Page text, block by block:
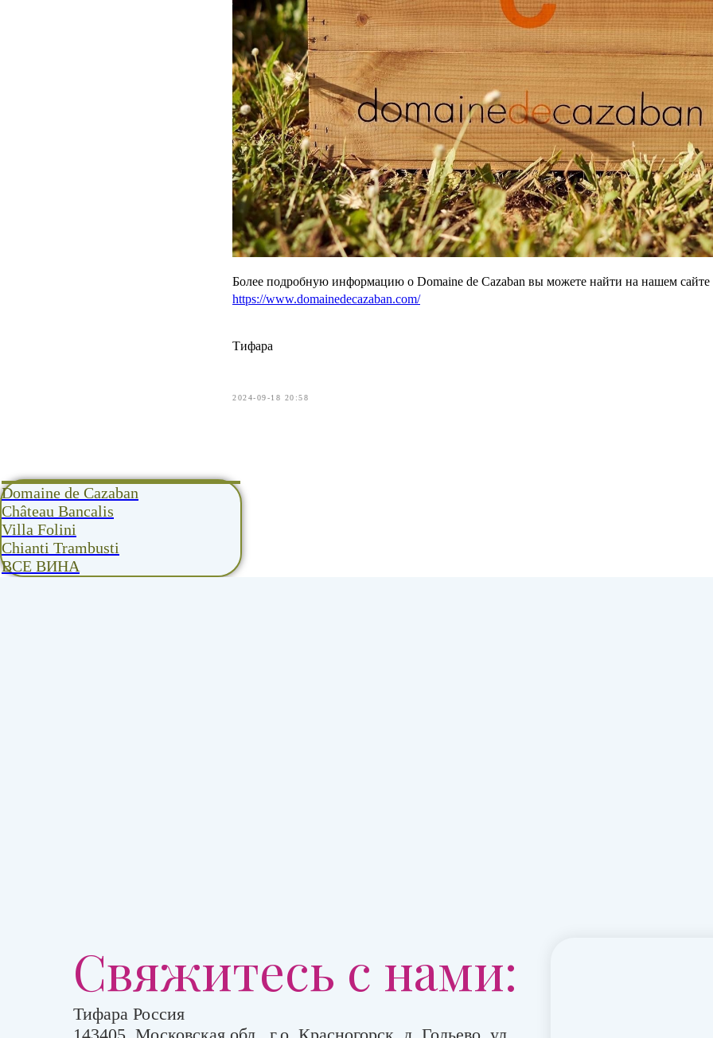
Более подробную информацию о Domaine de Cazaban вы можете найти на нашем сайте
https://www.domainedecazaban.com/
Тифара
2024-09-18 20:58
Domaine de Cazaban
Château Bancalis
Villa Folini
Chianti Trambusti
ВСЕ ВИНА
Свяжитесь с нами:
Тифара Россия